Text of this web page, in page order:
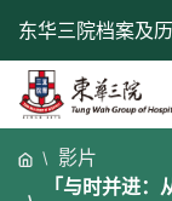
东华三院档案及
影片
「与时并进